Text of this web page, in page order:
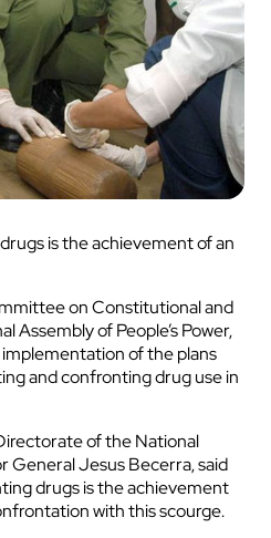
is the achievement of an
on Constitutional and
Assembly of People’s Power,
of the plans
and confronting drug use in
of the National
General Jesus Becerra, said
drugs is the achievement
with this scourge.